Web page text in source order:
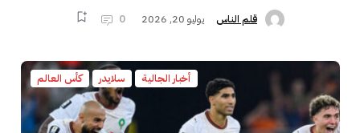
قلم الناس يوليو 20, 2026 0
أخبار الجالية سلايدر كأس العالم